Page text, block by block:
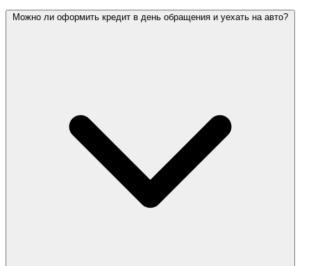
Можно ли оформить кредит в день обращения и уехать на авто?